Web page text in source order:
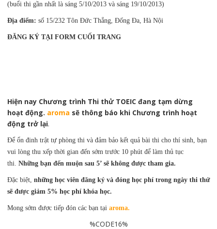
(buổi thi gần nhất là sáng 5/10/2013 và sáng 19/10/2013)
Địa điểm: số 15/232 Tôn Đức Thắng, Đống Đa, Hà Nội
ĐĂNG KÝ TẠI FORM CUỐI TRANG
Hiện nay Chương trình Thi thử TOEIC đang tạm dừng
hoạt động. aroma sẽ thông báo khi Chương trình hoạt
động trở lại.
Để ổn đinh trật tự phòng thi và đảm bảo kết quả bài thi cho thí sinh, bạn
vui lòng thu xếp thời gian đến sớm trước 10 phút để làm thủ tục
thi. Những bạn đến muộn sau 5’ sẽ không được tham gia.
Đặc biệt, những học viên đăng ký và đóng học phí trong ngày thi thử
sẽ được giảm 5% học phí khóa học.
Mong sớm được tiếp đón các bạn tại aroma.
%CODE16%